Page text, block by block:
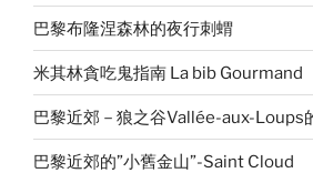
巴黎布隆涅森林的夜行刺蝟
米其林貪吃鬼指南 La bib Gourmand
巴黎近郊－狼之谷Vallée-aux-Loups
巴黎近郊的”小舊金山”-Saint Cloud